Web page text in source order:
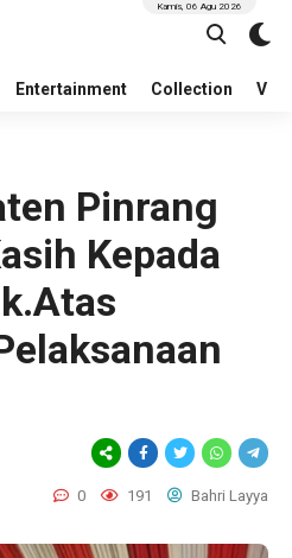
Entertainment Collection
Kamis, 06 Agu 2026
Pinrang
Kepada
0 191 Bahri Layya